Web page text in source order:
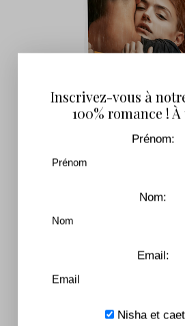
–
Inscrivez-vous à
100% romance !
Prénom:
Nom:
Email:
Nisha et